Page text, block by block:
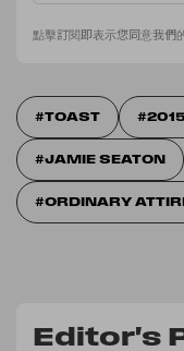
點擊訂閱即表示您同意我們
TOAST
JAMIE SEATON
ORDINARY
Editor's